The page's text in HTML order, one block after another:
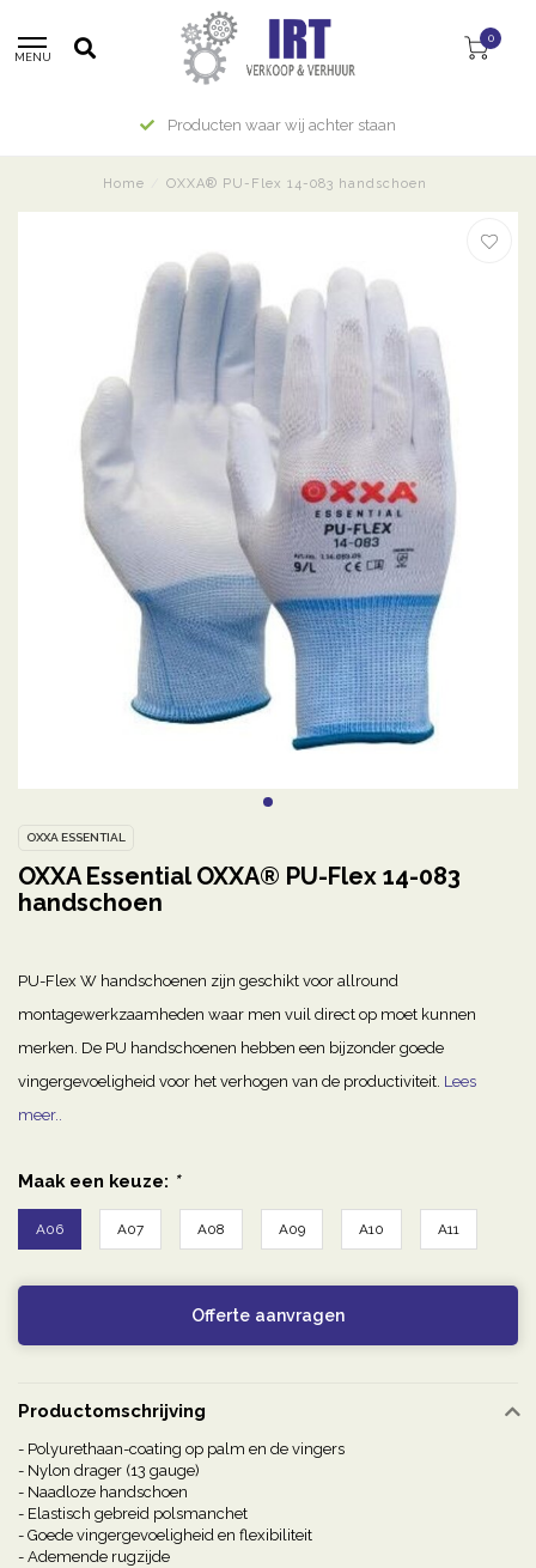
MENU
0
Producten waar wij achter staan
Home OXXA® PU-Flex 14-083 handschoen
OXXA ESSENTIAL
OXXA Essential OXXA® PU-Flex 14-083
handschoen
PU-Flex W handschoenen zijn geschikt voor allround
montagewerkzaamheden waar men vuil direct op moet kunnen
merken. De PU handschoenen hebben een bijzonder goede
vingergevoeligheid voor het verhogen van de productiviteit. Lees
meer..
Maak een keuze: *
A06 A07 A08 A09 A10 A11
Offerte aanvragen
Productomschrijving
- Polyurethaan-coating op palm en de vingers
- Nylon drager (13 gauge)
- Naadloze handschoen
- Elastisch gebreid polsmanchet
- Goede vingergevoeligheid en flexibiliteit
- Ademende rugzijde